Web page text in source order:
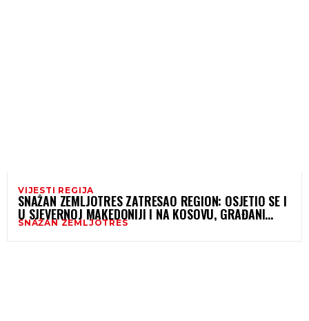
VIJESTI REGIJA
SNAŽAN ZEMLJOTRES ZATRESAO REGION: OSJETIO SE I
U SJEVERNOJ MAKEDONIJI I NA KOSOVU, GRAĐANI
PRIJAVLJUJU “JAK UDAR”
SNAŽAN ZEMLJOTRES